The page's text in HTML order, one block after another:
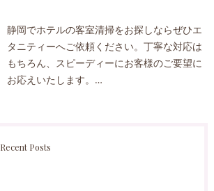
静岡でホテルの客室清掃をお探しならぜひエ
タニティーへご依頼ください。丁寧な対応は
もちろん、スピーディーにお客様のご要望に
お応えいたします。…
Recent Posts